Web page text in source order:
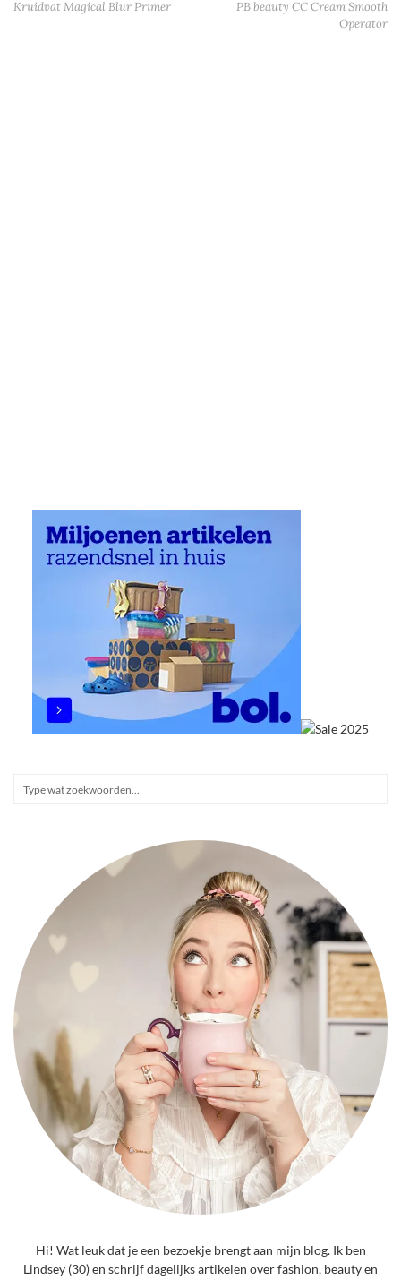
Kruidvat Magical Blur Primer
PB beauty CC Cream Smooth
Operator
Hi! Wat leuk dat je een bezoekje brengt aan mijn blog. Ik ben
Lindsey (30) en schrijf dagelijks artikelen over fashion, beauty en